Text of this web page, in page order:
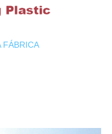
FÁBRICA